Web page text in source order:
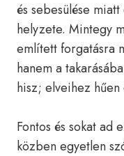
és sebesülése
helyzete. Mintegy
említett forgatásra
hanem a
hisz; elveihez hűen
Fontos és sokat ad
közben egyetlen